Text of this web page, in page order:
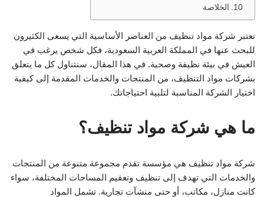
الخلاصة
تعتبر شركة مواد تنظيف من العناصر الأساسية التي يسعى الكثيرون
للبحث عنها في المملكة العربية السعودية، فكل شخص يرغب في
العيش في بيئة نظيفة وصحية. في هذا المقال، سنتناول كل ما يتعلق
بشركات مواد التنظيف، من المنتجات والخدمات المقدمة إلى كيفية
اختيار الشركة المناسبة لتلبية احتياجاتك.
ما هي شركة مواد تنظيف؟
شركة مواد تنظيف هي مؤسسة تقدم مجموعة متنوعة من المنتجات
والخدمات التي تهدف إلى تنظيف وتعقيم المساحات المختلفة، سواء
كانت منازل، مكاتب، أو حتى منشآت تجارية. تشمل المواد